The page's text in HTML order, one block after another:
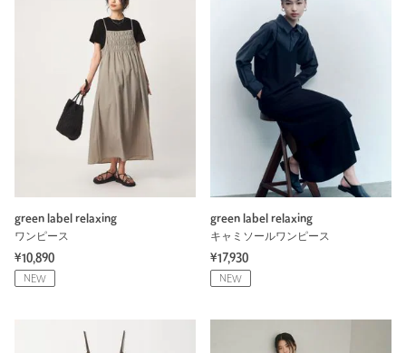
green label relaxing
ワンピース
¥10,890
NEW
green label relaxing
キャミソールワンピース
¥17,930
NEW